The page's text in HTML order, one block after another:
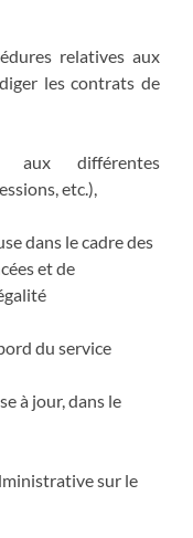
relatives aux
les contrats de
aux différentes
etc.),
dans le cadre des
et de
du service
à jour, dans le
sur le